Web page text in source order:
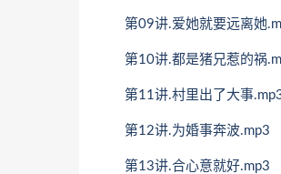
第09讲.爱她就要远离她
第10讲.都是猪兄惹的祸
第11讲.村里出了大事
第12讲.为婚事奔波.mp3
第13讲.合心意就好.mp3